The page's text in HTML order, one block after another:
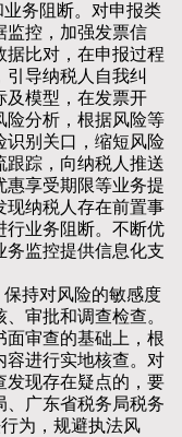
务阻断。对申报类
监控，加强发票信
据比对，在申报过程
导纳税人自我纠
及模型，在发票开
险分析，根据风险等
识别关口，缩短风险
跟踪，向纳税人推送
惠享受期限等业务提
现纳税人存在前置事
行业务阻断。不断优
务监控提供信息化支
持对风险的敏感度
审批和调查检查。
面审查的基础上，根
容进行实地核查。对
发现存在疑点的，要
、广东省税务局税务
为，规避执法风